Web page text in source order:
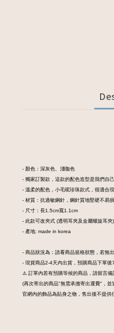
- 顏色：深灰色、淺咖色
- 獨家訂製款，這款的配色造型是我們自己
- 溫柔的配色，小毛呢珍珠款式，很適合
- 材質：抗過敏鋼針，鋼針質地堅硬不易
- 尺寸：長1.5cm寬1.1cm
- 此款可改夾式 (透明耳夾及金屬螺旋耳夾)
- 產地: made in korea
- 商品狀況為：請看商品規格狀態，若無
- 現貨商品2-4天內出貨，預購商品下單後
⚠️ 訂單內若有預購等候的商品，請留言備
(再次寄出的商品"無需承擔寄出運費"，
官網內的飾品為貼身之物，售出後不提供